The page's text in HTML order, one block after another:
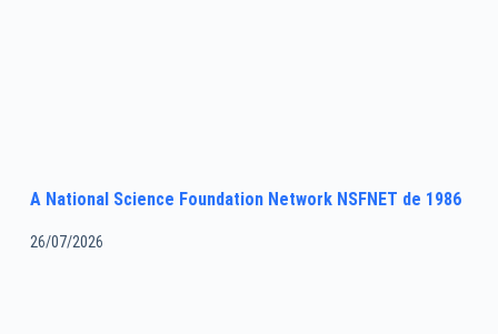
A National Science Foundation Network NSFNET de 1986
26/07/2026